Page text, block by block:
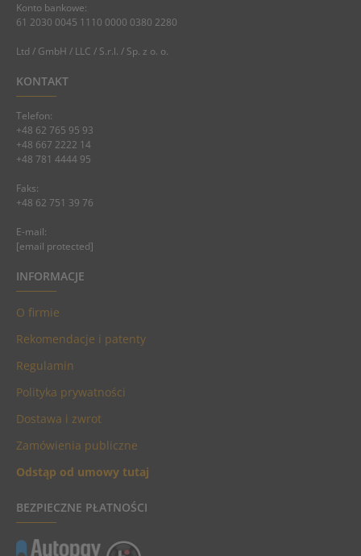
Konto bankowe:
61 2030 0045 1110 0000 0380 2280
Ltd / GmbH / LLC / S.r.l. / Sp. z o. o.
KONTAKT
Telefon:
+48 62 765 95 93
+48 667 2222 14
+48 781 4444 95
Faks:
+48 62 751 39 76
E-mail:
[email protected]
INFORMACJE
O firmie
Rekomendacje i patenty
Regulamin
Polityka prywatności
Dostawa i zwrot
Zamówienia publiczne
Odstąp od umowy tutaj
BEZPIECZNE PŁATNOŚCI